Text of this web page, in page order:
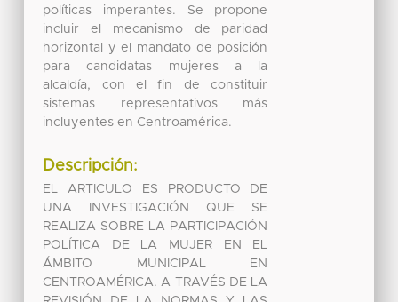
políticas imperantes. Se propone
incluir el mecanismo de paridad
horizontal y el mandato de posición
para candidatas mujeres a la
alcaldía, con el fin de constituir
sistemas representativos más
incluyentes en Centroamérica.
Descripción:
EL ARTICULO ES PRODUCTO DE
UNA INVESTIGACIÓN QUE SE
REALIZA SOBRE LA PARTICIPACIÓN
POLÍTICA DE LA MUJER EN EL
ÁMBITO MUNICIPAL EN
CENTROAMÉRICA. A TRAVÉS DE LA